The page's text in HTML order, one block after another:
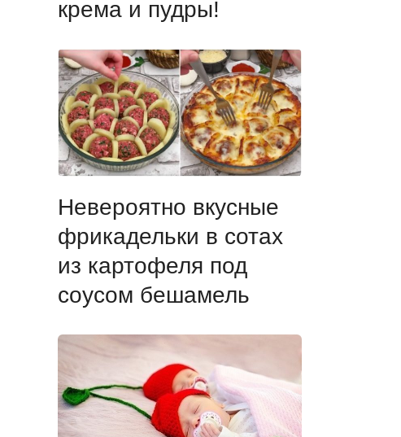
крема и пудры!
Невероятно вкусные
фрикадельки в сотах
из картофеля под
соусом бешамель